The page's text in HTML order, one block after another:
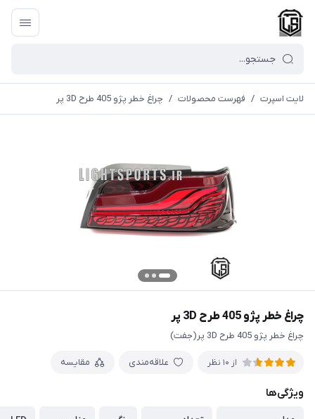
لایت اسپرت / فهرست محصولات / چراغ خطر پژو 405 طرح 3D پر
چراغ خطر پژو 405 طرح 3D پر
چراغ خطر پژو 405 طرح 3D پر(جفت)
از 10 نظر علاقه‌مندی مقایسه
ویژگی‌ها